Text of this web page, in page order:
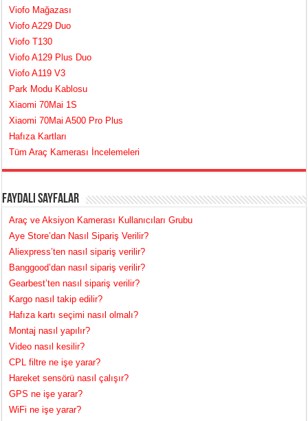
Viofo Mağazası
Viofo A229 Duo
Viofo T130
Viofo A129 Plus Duo
Viofo A119 V3
Park Modu Kablosu
Xiaomi 70Mai 1S
Xiaomi 70Mai A500 Pro Plus
Hafıza Kartları
Tüm Araç Kamerası İncelemeleri
Faydalı Sayfalar
Araç ve Aksiyon Kamerası Kullanıcıları Grubu
Aye Store’dan Nasıl Sipariş Verilir?
Aliexpress’ten nasıl sipariş verilir?
Banggood’dan nasıl sipariş verilir?
Gearbest’ten nasıl sipariş verilir?
Kargo nasıl takip edilir?
Hafıza kartı seçimi nasıl olmalı?
Montaj nasıl yapılır?
Video nasıl kesilir?
CPL filtre ne işe yarar?
Hareket sensörü nasıl çalışır?
GPS ne işe yarar?
WiFi ne işe yarar?